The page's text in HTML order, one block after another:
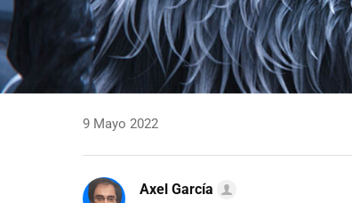
9 Mayo 2022
Axel García